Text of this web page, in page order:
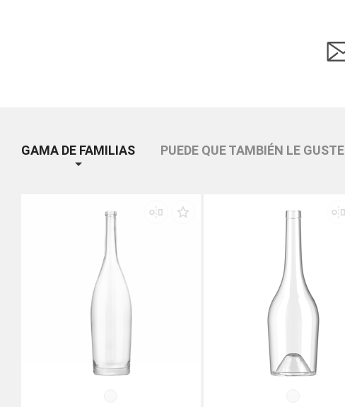
GAMA DE FAMILIAS PUEDE QUE TAMBIÉN LE GUSTE